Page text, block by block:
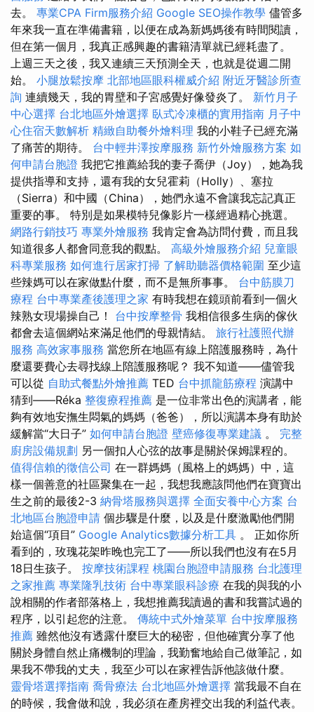
去。 專業CPA Firm服務介紹 Google SEO操作教學 儘管多
年來我一直在準備書籍，以便在成為新媽媽後有時間閱讀，
但在第一個月，我真正感興趣的書籍清單就已經耗盡了。
上週三天之後，我又連續三天預測全天，也就是從週二開
始。 小腿放鬆按摩 北部地區眼科權威介紹 附近牙醫診所查
詢 連續幾天，我的胃壁和子宮感覺好像發炎了。 新竹月子
中心選擇 台北地區外燴選擇 臥式冷凍櫃的實用指南 月子中
心住宿天數解析 精緻自助餐外燴料理 我的小鞋子已經充滿
了痛苦的期待。 台中輕井澤按摩服務 新竹外燴服務方案 如
何申請台胞證 我把它推薦給我的妻子喬伊（Joy），她為我
提供指導和支持，還有我的女兒霍莉（Holly）、塞拉
（Sierra）和中國（China），她們永遠不會讓我忘記真正
重要的事。 特別是如果模特兒像影片一樣經過精心挑選。
網路行銷技巧 專業外燴服務 我肯定會為訪問付費，而且我
知道很多人都會同意我的觀點。 高級外燴服務介紹 兒童眼
科專業服務 如何進行居家打掃 了解助聽器價格範圍 至少這
些辣媽可以在家做點什麼，而不是無所事事。 台中筋膜刀
療程 台中專業產後護理之家 有時我想在鏡頭前看到一個火
辣熟女現場操自己！ 台中按摩整骨 我相信很多生病的傢伙
都會去這個網站來滿足他們的母親情結。 旅行社護照代辦
服務 高效家事服務 當您所在地區有線上陪護服務時，為什
麼還要費心去尋找線上陪護服務呢？ 我不知道——儘管我
可以從 自助式餐點外燴推薦 TED 台中抓龍筋療程 演講中
猜到——Réka 整復療程推薦 是一位非常出色的演講者，能
夠有效地安撫生悶氣的媽媽（爸爸），所以演講本身有助於
緩解當“大日子” 如何申請台胞證 壁癌修復專業建議 。 完整
廚房設備規劃 另一個扣人心弦的故事是關於保姆課程的。
值得信賴的徵信公司 在一群媽媽（風格上的媽媽）中，這
樣一個善意的社區聚集在一起，我想我應該問他們在寶寶出
生之前的最後2-3 納骨塔服務與選擇 全面安養中心方案 台
北地區台胞證申請 個步驟是什麼，以及是什麼激勵他們開
始這個“項目” Google Analytics數據分析工具 。 正如你所
看到的，玫瑰花架昨晚也完工了——所以我們也沒有在5月
18日生孩子。 按摩技術課程 桃園台胞證申請服務 台北護理
之家推薦 專業隆乳技術 台中專業眼科診療 在我的與我的小
說相關的作者部落格上，我想推薦我讀過的書和我嘗試過的
程序，以引起您的注意。 傳統中式外燴菜單 台中按摩服務
推薦 雖然他沒有透露什麼巨大的秘密，但他確實分享了他
關於身體自然止痛機制的理論，我勤奮地給自己做筆記，如
果我不帶我的丈夫，我至少可以在家裡告訴他該做什麼。
靈骨塔選擇指南 喬骨療法 台北地區外燴選擇 當我最不自在
的時候，我會做和說，我必須在產房裡交出我的利益代表。